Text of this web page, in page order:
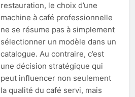
restauration, le choix d’une
machine à café professionnelle
ne se résume pas à simplement
sélectionner un modèle dans un
catalogue. Au contraire, c’est
une décision stratégique qui
peut influencer non seulement
la qualité du café servi, mais